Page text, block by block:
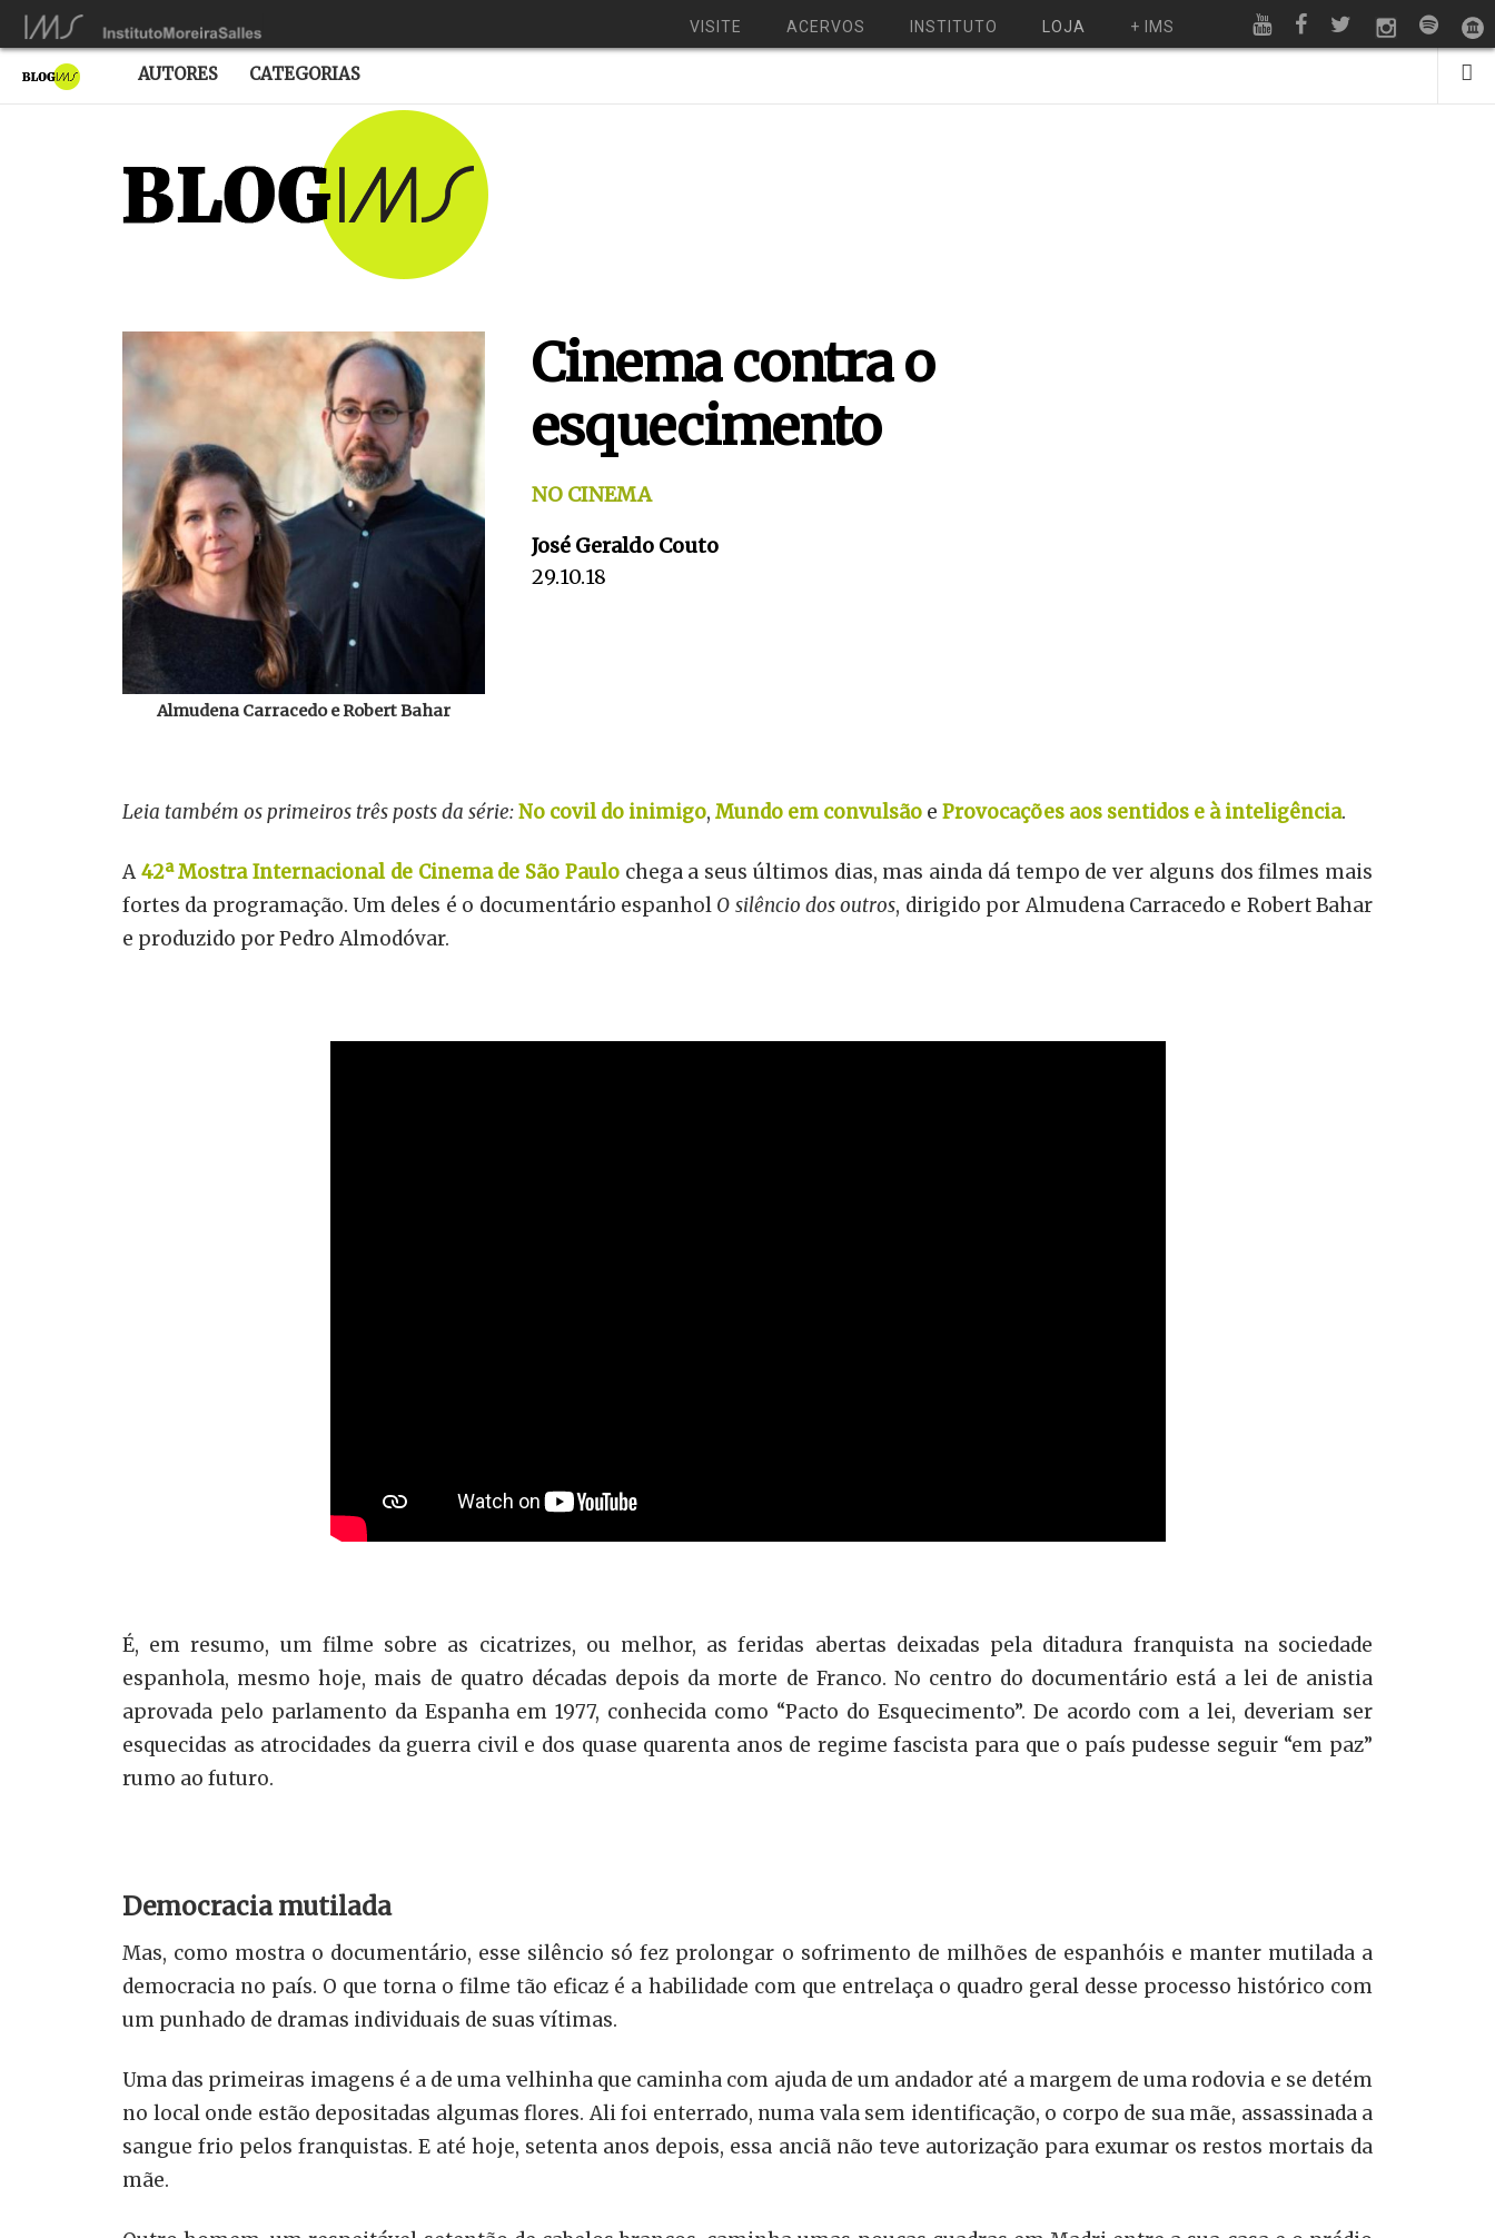
VISITE ACERVOS INSTITUTO LOJA + IMS
AUTORES CATEGORIAS
Almudena Carracedo e Robert Bahar
Cinema contra o
esquecimento
NO CINEMA
José Geraldo Couto
29.10.18
Leia também os primeiros três posts da série:No covil do inimigo, Mundo em convulsão e Provocações aos sentidos e à inteligência.
A 42ª Mostra Internacional de Cinema de São Paulochega a seus últimos dias, mas ainda dá tempo de ver alguns dos filmes mais
fortes da programação. Um deles é o documentário espanhol O silêncio dos outros, dirigido por Almudena Carracedo e Robert Bahar
e produzido por Pedro Almodóvar.
É, em resumo, um filme sobre as cicatrizes, ou melhor, as feridas abertas deixadas pela ditadura franquista na sociedade
espanhola, mesmo hoje, mais de quatro décadas depois da morte de Franco. No centro do documentário está a lei de anistia
aprovada pelo parlamento da Espanha em 1977, conhecida como “Pacto do Esquecimento”. De acordo com a lei, deveriam ser
esquecidas as atrocidades da guerra civil e dos quase quarenta anos de regime fascista para que o país pudesse seguir “em paz”
rumo ao futuro.
Democracia mutilada
Mas, como mostra o documentário, esse silêncio só fez prolongar o sofrimento de milhões de espanhóis e manter mutilada a
democracia no país. O que torna o filme tão eficaz é a habilidade com que entrelaça o quadro geral desse processo histórico com
um punhado de dramas individuais de suas vítimas.
Uma das primeiras imagens é a de uma velhinha que caminha com ajuda de um andador até a margem de uma rodovia e se detém
no local onde estão depositadas algumas flores. Ali foi enterrado, numa vala sem identificação, o corpo de sua mãe, assassinada a
sangue frio pelos franquistas. E até hoje, setenta anos depois, essa anciã não teve autorização para exumar os restos mortais da
mãe.